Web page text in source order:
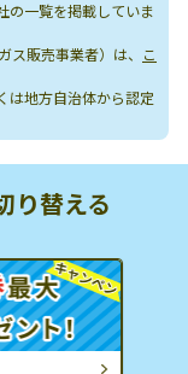
の一覧を掲載していま
販売事業者）は、
こ
は地方自治体から認定
り替える